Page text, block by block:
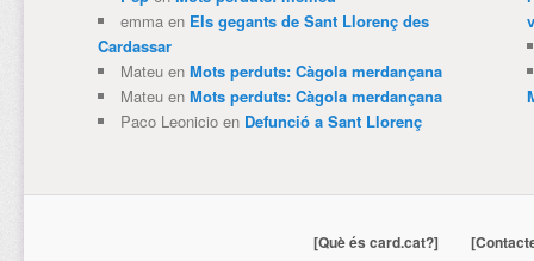
emmaen Els gegants de Sant Llorenç des
Cardassar
Mateuen Mots perduts: Càgola merdançana
Mateuen Mots perduts: Càgola merdançana
Paco Leonicioen Defunció a Sant Llorenç
[Què és card.cat?]